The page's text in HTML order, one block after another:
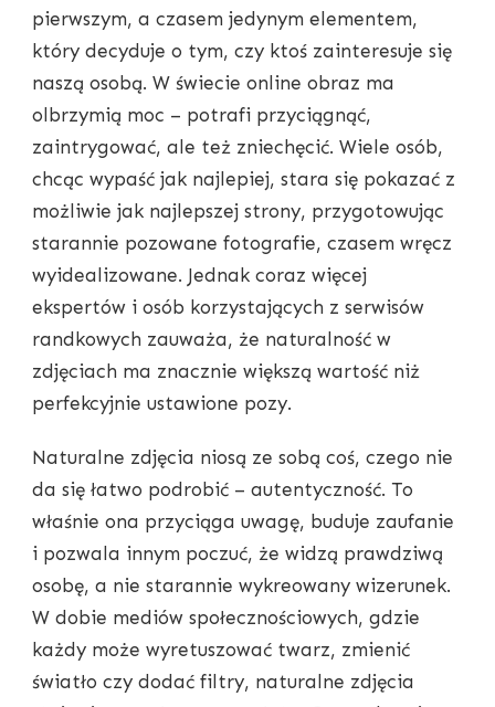
NA
RANDKOWYM
ZDJĘCIA
NATURALNE,
A
NIE
TYLKO
POZOWANE
pierwszym, a czasem jedynym elementem,
który decyduje o tym, czy ktoś zainteresuje się
naszą osobą. W świecie online obraz ma
olbrzymią moc – potrafi przyciągnąć,
zaintrygować, ale też zniechęcić. Wiele osób,
chcąc wypaść jak najlepiej, stara się pokazać z
możliwie jak najlepszej strony, przygotowując
starannie pozowane fotografie, czasem wręcz
wyidealizowane. Jednak coraz więcej
ekspertów i osób korzystających z serwisów
randkowych zauważa, że naturalność w
zdjęciach ma znacznie większą wartość niż
perfekcyjnie ustawione pozy.
Naturalne zdjęcia niosą ze sobą coś, czego nie
da się łatwo podrobić – autentyczność. To
właśnie ona przyciąga uwagę, buduje zaufanie
i pozwala innym poczuć, że widzą prawdziwą
osobę, a nie starannie wykreowany wizerunek.
W dobie mediów społecznościowych, gdzie
każdy może wyretuszować twarz, zmienić
światło czy dodać filtry, naturalne zdjęcia